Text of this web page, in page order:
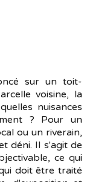
sur un toit-
voisine, la
nuisances
? Pour un
ou un riverain,
déni. Il s'agit de
ce qui
doit être traité